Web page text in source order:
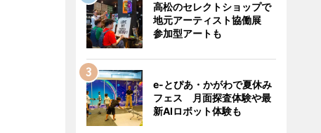
高松のセレクトショップで
地元アーティスト協働展
参加型アートも
e-とぴあ・かがわで夏休み
フェス 月面探査体験や最
新AIロボット体験も